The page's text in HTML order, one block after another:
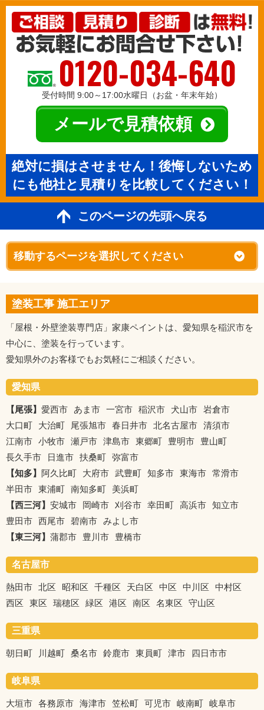
0120-034-640
受付時間 9:00～17:00水曜日（お盆・年末年始）
メールで見積依頼
絶対に損はさせません！後悔しないため
にも他社と見積りを比較してください！
このページの先頭へ戻る
塗装工事 施工エリア
「屋根・外壁塗装専門店」家康ペイントは、愛知県を稲沢市を
中心に、塗装を行っています。
愛知県外のお客様でもお気軽にご相談ください。
愛知県
【尾張】 愛西市 あま市 一宮市 稲沢市 犬山市 岩倉市
大口町
大治町 尾張旭市 春日井市 北名古屋市 清須市
江南市 小牧市 瀬戸市 津島市 東郷町 豊明市
豊山町
長久手市
日進市 扶桑町 弥富市
【知多】 阿久比町 大府市 武豊町 知多市 東海市 常滑市
半田市 東浦町 南知多町
美浜町
【西三河】 安城市 岡崎市 刈谷市 幸田町 高浜市 知立市
豊田市 西尾市 碧南市 みよし市
【東三河】 蒲郡市 豊川市 豊橋市
名古屋市
熱田市 北区 昭和区 千種区 天白区 中区 中川区
中村区
西区
東区 瑞穂区 緑区 港区 南区 名東区 守山区
三重県
朝日町 川越町 桑名市 鈴鹿市 東員町 津市 四日市市
岐阜県
大垣市 各務原市 海津市 笠松町 可児市 岐南町 岐阜市